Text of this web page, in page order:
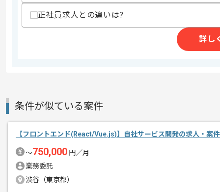
・CSSプリプロセッサーを利用した実務
・iOS、 AndroidOSなどの知見
上記に似た経験やスキルをお持ちであれば
募集人数
エージェントからのコ
メント
正社員求人との違いは?
詳し
条件が似ている案件
【フロントエンド(React/Vue.js)】自社サービス開発の求人・案件
〜750,000 円／月
業務委託
渋谷（東京都）